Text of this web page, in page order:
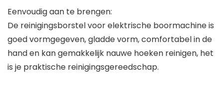
Eenvoudig aan te brengen:
De reinigingsborstel voor elektrische boormachine is
goed vormgegeven, gladde vorm, comfortabel in de
hand en kan gemakkelijk nauwe hoeken reinigen, het
is je praktische reinigingsgereedschap.